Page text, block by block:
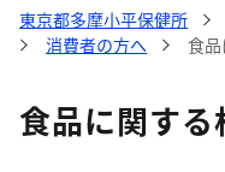
東京都多摩小平保健所
消費者の方へ
食
食品に関する